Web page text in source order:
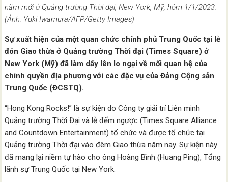
năm mới ở Quảng trường Thời đại, New York, Mỹ, hôm 1/1/2023.
(Ảnh: Yuki Iwamura/AFP/Getty Images)
Sự xuất hiện của một quan chức chính phủ Trung Quốc tại lễ
đón Giao thừa ở Quảng trường Thời đại (Times Square) ở
New York (Mỹ) đã làm dấy lên lo ngại về mối quan hệ của
chính quyền địa phương với các đặc vụ của Đảng Cộng sản
Trung Quốc (ĐCSTQ).
“Hong Kong Rocks!” là sự kiện do Công ty giải trí Liên minh
Quảng trường Thời Đại và lễ đếm ngược (Times Square Alliance
and Countdown Entertainment) tổ chức và được tổ chức tại
Quảng trường Thời đại vào đêm Giao thừa năm nay. Sự kiện này
đã mang lại niềm tự hào cho ông Hoàng Bình (Huang Ping), Tổng
lãnh sự Trung Quốc tại New York.